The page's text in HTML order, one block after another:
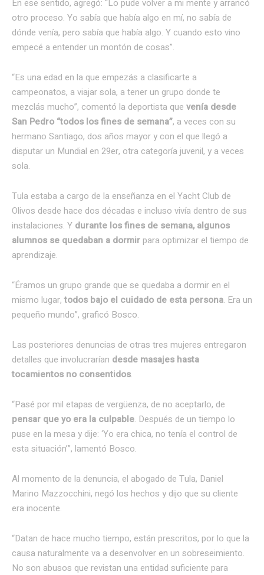
En ese sentido, agregó: “Lo pude volver a mi mente y arrancó
otro proceso. Yo sabía que había algo en mí, no sabía de
dónde venía, pero sabía que había algo. Y cuando esto vino
empecé a entender un montón de cosas”.
“Es una edad en la que empezás a clasificarte a
campeonatos, a viajar sola, a tener un grupo donde te
mezclás mucho”, comentó la deportista que venía desde
San Pedro “todos los fines de semana”, a veces con su
hermano Santiago, dos años mayor y con el que llegó a
disputar un Mundial en 29er, otra categoría juvenil, y a veces
sola.
Tula estaba a cargo de la enseñanza en el Yacht Club de
Olivos desde hace dos décadas e incluso vivía dentro de sus
instalaciones. Y durante los fines de semana, algunos
alumnos se quedaban a dormir para optimizar el tiempo de
aprendizaje.
“Éramos un grupo grande que se quedaba a dormir en el
mismo lugar,todos bajo el cuidado de esta persona. Era un
pequeño mundo”, graficó Bosco.
Las posteriores denuncias de otras tres mujeres entregaron
detalles que involucrarían desde masajes hasta
tocamientos no consentidos.
“Pasé por mil etapas de vergüenza, de no aceptarlo, de
pensar que yo era la culpable. Después de un tiempo lo
puse en la mesa y dije: ‘Yo era chica, no tenía el control de
esta situación’”, lamentó Bosco.
Al momento de la denuncia, el abogado de Tula, Daniel
Marino Mazzocchini, negó los hechos y dijo que su cliente
era inocente.
“Datan de hace mucho tiempo, están prescritos, por lo que la
causa naturalmente va a desenvolver en un sobreseimiento.
No son abusos que revistan una entidad suficiente para